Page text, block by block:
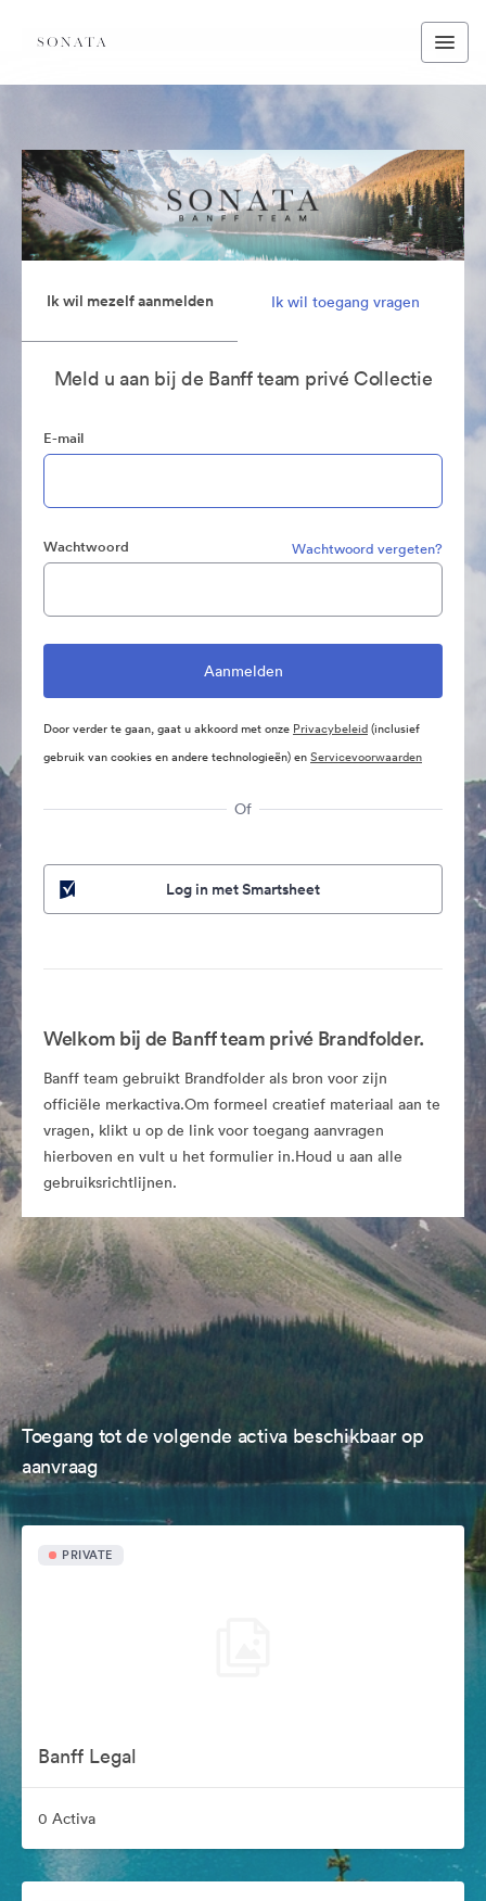
Ik wil mezelf aanmelden Ik wil toegang vragen
Meld u aan bij de Banff team privé Collectie
E-mail
Wachtwoord Wachtwoord vergeten?
Door verder te gaan, gaat u akkoord met onze Privacybeleid(inclusief
gebruik van cookies en andere technologieën) enServicevoorwaarden
Of
Log in met Smartsheet
Welkom bij de Banff team privé Brandfolder.
Banff team gebruikt Brandfolder als bron voor zijn
officiële merkactiva.Om formeel creatief materiaal aan te
vragen, klikt u op de link voor toegang aanvragen
hierboven en vult u het formulier in.Houd u aan alle
gebruiksrichtlijnen.
Toegang tot de volgende activa beschikbaar op
aanvraag
PRIVATE
Banff Legal
0 Activa